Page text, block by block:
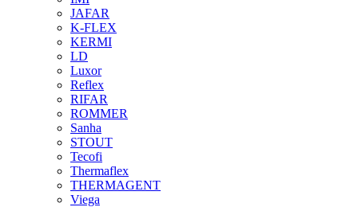
JAFAR
K-FLEX
KERMI
LD
Luxor
Reflex
RIFAR
ROMMER
Sanha
STOUT
Tecofi
Thermaflex
THERMAGENT
Viega